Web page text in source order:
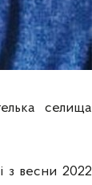
селища
з весни 2022